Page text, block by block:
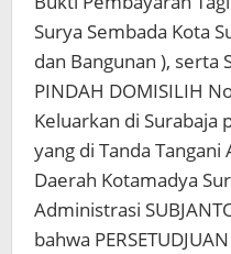
Surya Sembada Kota
dan Bangunan ), serta
PINDAH DOMISILIH
Keluarkan di Surabaja
yang di Tanda Tangani
Daerah Kotamadya
Administrasi
bahwa